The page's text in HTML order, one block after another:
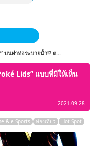
บนฝาท่อระบายน้ำ!? ต...
Lids” แบบที่มีให้เห็น
2021.09.28
& e-Sports ท่องเที่ยว Hot Spot